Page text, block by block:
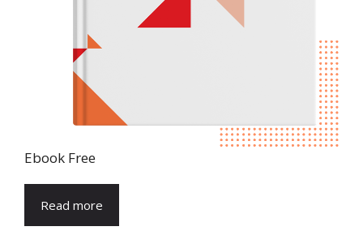
Ebook Free
Read more